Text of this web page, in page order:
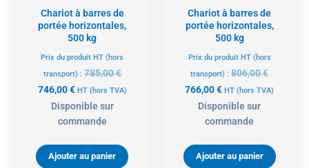
Chariot à barres de
portée horizontales,
500 kg
Prix du produit HT (hors
transport) : 785,00€
746,00€ HT (hors TVA)
Disponible sur
commande
Ajouter au panier
Chariot à barres de
portée horizontales,
500 kg
Prix du produit HT (hors
transport) :806,00€
766,00€ HT (hors TVA)
Disponible sur
commande
Ajouter au panier